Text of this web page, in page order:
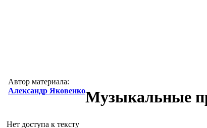
Автор материала:
Александр ЯковенкоМузыкальные
Нет доступа к тексту